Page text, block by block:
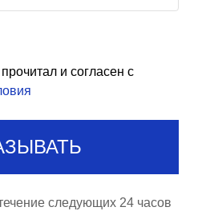
и согласен с
следующих 24 часов